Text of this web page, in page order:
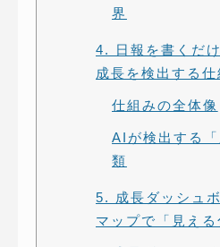
界
4. 日報を書くだ
成長を検出する仕
仕組みの全体像
AIが検出する
類
5. 成長ダッシュ
マップで「見える